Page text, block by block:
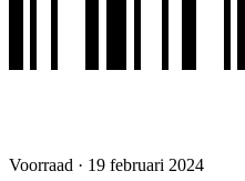
Voorraad · 19 februari 2024